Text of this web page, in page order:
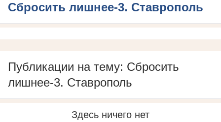
Сбросить лишнее-3. Ставрополь
Публикации на тему: Сбросить
лишнее-3. Ставрополь
Здесь ничего нет